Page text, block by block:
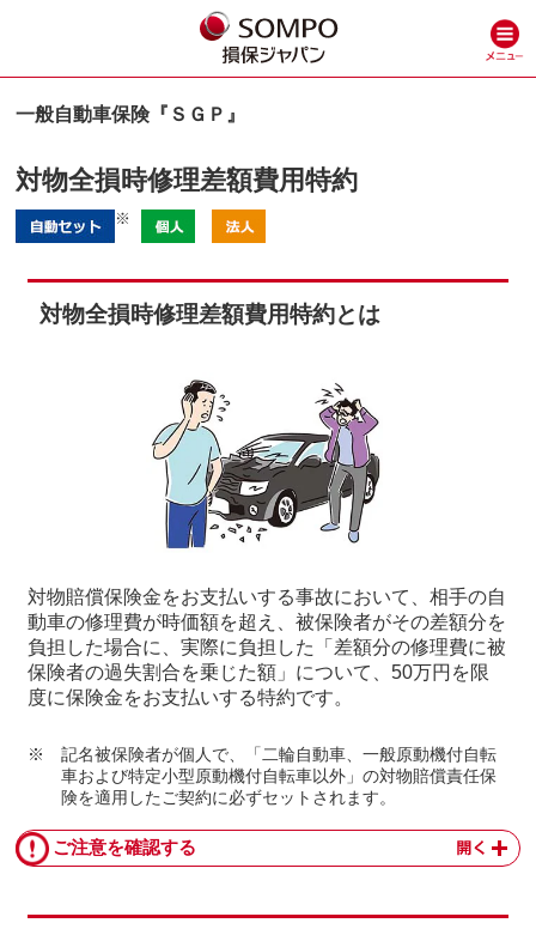
⼀般⾃動⾞保険『ＳＧＰ』
対物全損時修理差額費⽤特約
※
対物全損時修理差額費⽤特約とは
対物賠償保険⾦をお⽀払いする事故において、相⼿の⾃
動⾞の修理費が時価額を超え、被保険者がその差額分を
負担した場合に、実際に負担した「差額分の修理費に被
保険者の過失割合を乗じた額」について、50万円を限
度に保険⾦をお⽀払いする特約です。
※
記名被保険者が個人で、「二輪自動車、一般原動機付自転
車および特定小型原動機付自転車以外」の対物賠償責任保
険を適用したご契約に必ずセットされます。
ご注意を確認する